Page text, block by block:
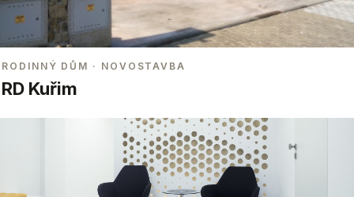
RODINNÝ DŮM · NOVOSTAVBA
RD Kuřim